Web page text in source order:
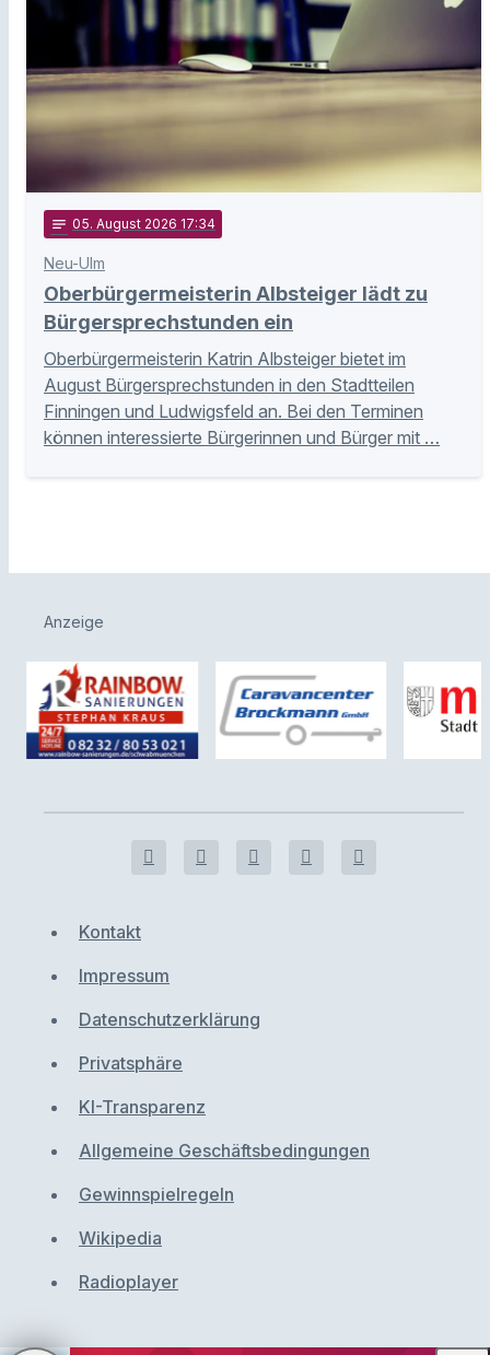
notes 05. August 2026 17:34
Neu-Ulm
Oberbürgermeisterin Albsteiger lädt zu
Bürgersprechstunden ein
Oberbürgermeisterin Katrin Albsteiger bietet im
August Bürgersprechstunden in den Stadtteilen
Finningen und Ludwigsfeld an. Bei den Terminen
können interessierte Bürgerinnen und Bürger mit …
Anzeige
Kontakt
Impressum
Datenschutzerklärung
Privatsphäre
KI-Transparenz
Allgemeine Geschäftsbedingungen
Gewinnspielregeln
Wikipedia
Radioplayer